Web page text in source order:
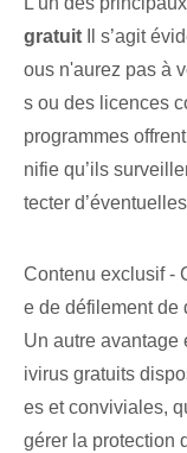
gratuit Il s’agit
ous n'aurez pas à
s ou des licences
programmes
nifie qu’ils
tecter
Contenu exclusif -
e de défilement de
Un autre avantage
ivirus gratuits
es et conviviales,
gérer la protection